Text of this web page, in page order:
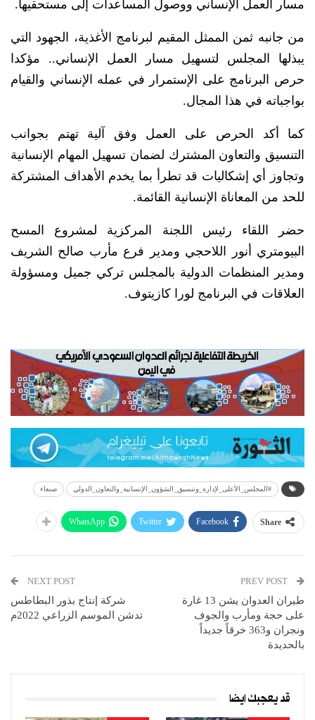
مسار العمل الإنساني ووصول المساعدات إلى مستحقيها.
من جانبه ثمن الممثل المقيم لبرنامج الأغذية، الجهود التي
يبذلها المجلس لتسهيل مسار العمل الإنساني.. مؤكدا
حرص البرنامج على الإستمرار في عمله الإنساني والقيام
بواجباته في هذا المجال.
كما أكد الحرص على العمل وفق آلية تهتم بجوانب
التنسيق والتعاون المشترك لضمان تسهيل المهام الإنسانية
وتجاوز أي إشكاليات قد تطرأ بما يخدم الأهداف المشتركة
للحد من المعاناة الإنسانية القائمة.
حضر اللقاء رئيس اللجنة المركزية لمشروع المسح
البيومتري أنور اللاحجي ومدير فرع مأرب صالح الشريف
ومدير المنظمات الدولية بالمجلس تركي جميل ومسؤولة
العلاقات في البرنامج لورا كازيتوف.
#المجلس_الأعلى_لإدارة_وتنسيق_الشؤون_الإنسانية_والتعاون_الدولي صنعاء
Share
Facebook
Twitter
WhatsApp
طيران العدوان يشن 13 غارة
على حجة ومأرب والجوف
ونجران و363 خرقاً جديداً
بالحديدة
NEXT POST
شركة إنتاج بذور البطاطس
تدشن الموسم الزراعي 2022م
قد يعجبك ايضا